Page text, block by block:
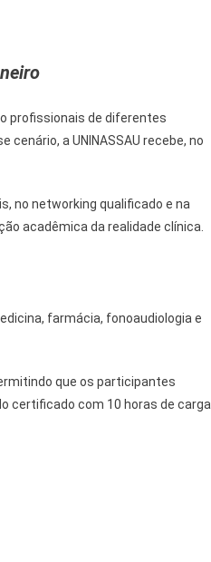
profissionais de diferentes
a UNINASSAU recebe, no
no networking qualificado e na
acadêmica da realidade clínica.
farmácia, fonoaudiologia e
que os participantes
certificado com 10 horas de carga